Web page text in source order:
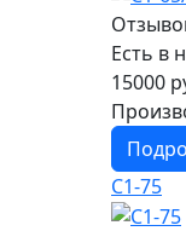
Есть в
15000
С1-75